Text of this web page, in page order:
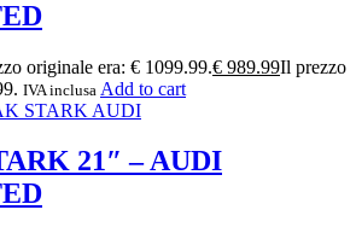
originale era: € 1099.99.€ 989.99Il prezzo
IVA inclusa Add to cart
21″ – AUDI